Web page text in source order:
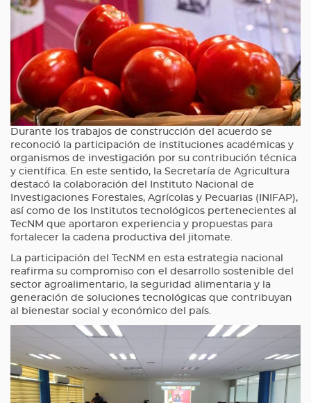
Durante los trabajos de construcción del acuerdo se
reconoció la participación de instituciones académicas y
organismos de investigación por su contribución técnica
y científica. En este sentido, la Secretaría de Agricultura
destacó la colaboración del Instituto Nacional de
Investigaciones Forestales, Agrícolas y Pecuarias (INIFAP),
así como de los Institutos tecnológicos pertenecientes al
TecNM que aportaron experiencia y propuestas para
fortalecer la cadena productiva del jitomate.
La participación del TecNM en esta estrategia nacional
reafirma su compromiso con el desarrollo sostenible del
sector agroalimentario, la seguridad alimentaria y la
generación de soluciones tecnológicas que contribuyan
al bienestar social y económico del país.